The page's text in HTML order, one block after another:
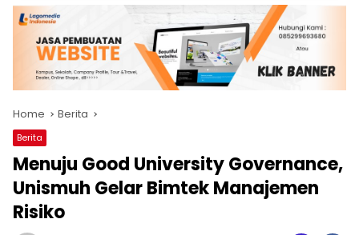
Home Berita
Berita
Menuju Good University Governance,
Unismuh Gelar Bimtek Manajemen
Risiko